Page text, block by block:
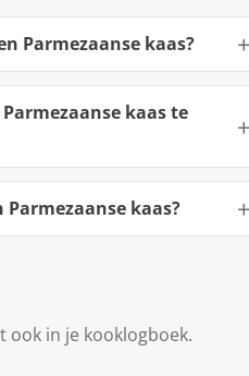
Parmezaanse kaas?
kaas te
kaas?
in je kooklogboek.